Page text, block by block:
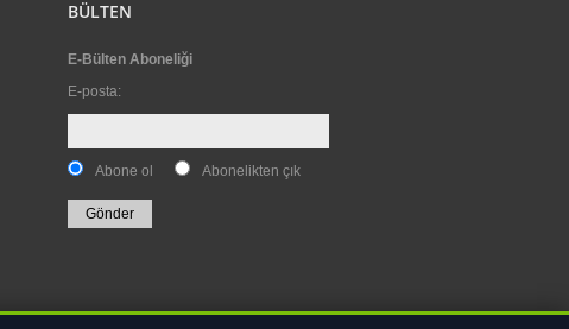
BÜLTEN
E-Bülten Aboneliği
E-posta:
Abone ol Abonelikten çık